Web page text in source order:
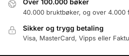
Over 100.000 bøker
40.000 bruktbøker, og over 4.000
Sikker og trygg betaling
Visa, MasterCard, Vipps eller